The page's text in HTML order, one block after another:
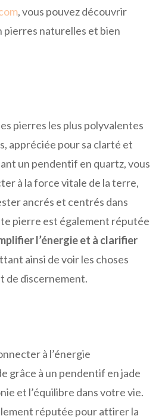
, vous pouvez découvrir
pierres naturelles et bien
pierres les plus polyvalentes
appréciée pour sa clarté et
un pendentif en quartz, vous
à la force vitale de la terre,
ancrés et centrés dans
pierre est également réputée
l’énergie et à clarifier
ainsi de voir les choses
de discernement.
à l’énergie
grâce à un pendentif en jade
et l’équilibre dans votre vie.
réputée pour attirer la